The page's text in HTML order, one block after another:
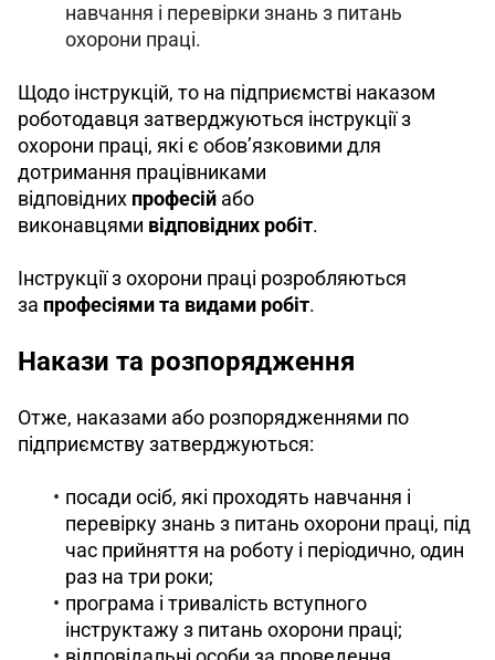
навчання і перевірки знань з питань
охорони праці.
Щодо інструкцій, то на підприємстві наказом
роботодавця затверджуються інструкції з
охорони праці, які є обов’язковими для
дотримання працівниками
відповідних професій або
виконавцями відповідних робіт.
Інструкції з охорони праці розробляються
за професіями та видами робіт.
Накази та розпорядження
Отже, наказами або розпорядженнями по
підприємству затверджуються:
посади осіб, які проходять навчання і
перевірку знань з питань охорони праці, під
час прийняття на роботу і періодично, один
раз на три роки;
програма і тривалість вступного
інструктажу з питань охорони праці;